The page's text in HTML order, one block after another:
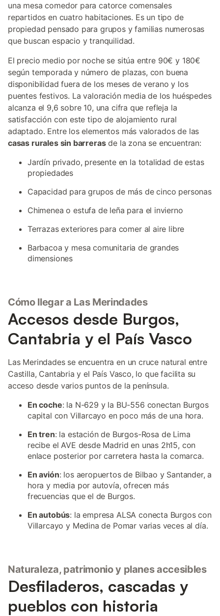
una mesa comedor para catorce comensales
repartidos en cuatro habitaciones. Es un tipo de
propiedad pensado para grupos y familias numerosas
que buscan espacio y tranquilidad.
El precio medio por noche se sitúa entre 90€ y 180€
según temporada y número de plazas, con buena
disponibilidad fuera de los meses de verano y los
puentes festivos. La valoración media de los huéspedes
alcanza el 9,6 sobre 10, una cifra que refleja la
satisfacción con este tipo de alojamiento rural
adaptado. Entre los elementos más valorados de las
casas rurales sin barrerasde la zona se encuentran:
Jardín privado, presente en la totalidad de estas
propiedades
Capacidad para grupos de más de cinco personas
Chimenea o estufa de leña para el invierno
Terrazas exteriores para comer al aire libre
Barbacoa y mesa comunitaria de grandes
dimensiones
Cómo llegar a Las Merindades
Accesos desde Burgos,
Cantabria y el País Vasco
Las Merindades se encuentra en un cruce natural entre
Castilla, Cantabria y el País Vasco, lo que facilita su
acceso desde varios puntos de la península.
En coche: la N-629 y la BU-556 conectan Burgos
capital con Villarcayo en poco más de una hora.
En tren: la estación de Burgos-Rosa de Lima
recibe el AVE desde Madrid en unas 2h15, con
enlace posterior por carretera hasta la comarca.
En avión: los aeropuertos de Bilbao y Santander, a
hora y media por autovía, ofrecen más
frecuencias que el de Burgos.
En autobús: la empresa ALSA conecta Burgos con
Villarcayo y Medina de Pomar varias veces al día.
Naturaleza, patrimonio y planes accesibles
Desfiladeros, cascadas y
pueblos con historia